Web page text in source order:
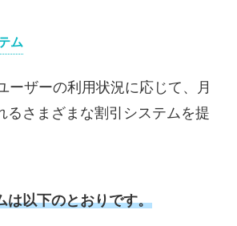
ム
ーザーの利用状況に応じて、月
るさまざまな割引システムを提
は以下のとおりです。